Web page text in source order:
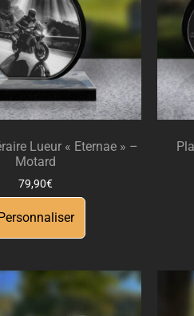
Lueur « Eternae » –
Motard
79,90€